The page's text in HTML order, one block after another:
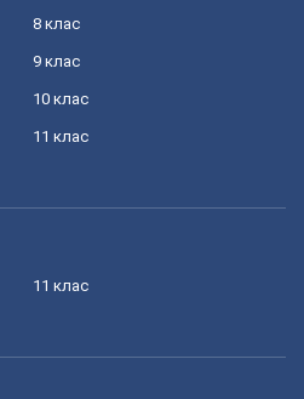
8 клас
9 клас
10 клас
11 клас
11 клас